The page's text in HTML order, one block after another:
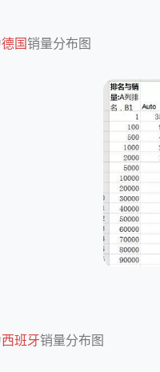
德国销量分布图
西班牙销量分布图